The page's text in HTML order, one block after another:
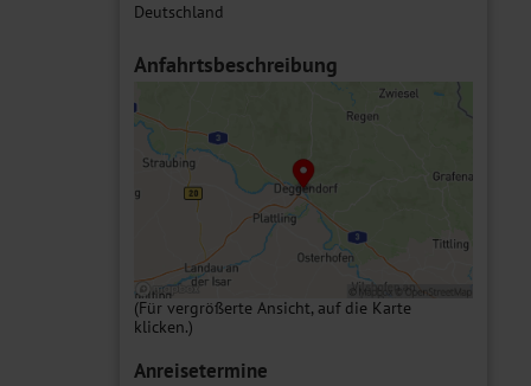
Deutschland
Anfahrtsbeschreibung
(Für vergrößerte Ansicht, auf die Karte
klicken.)
Anreisetermine